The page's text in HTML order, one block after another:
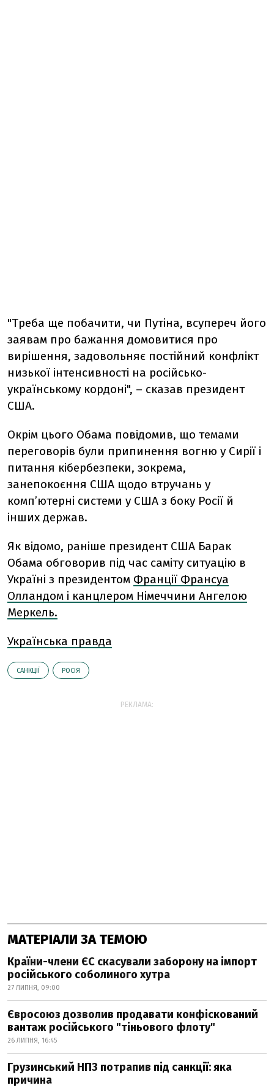
"Треба ще побачити, чи Путіна, всупереч його
заявам про бажання домовитися про
вирішення, задовольняє постійний конфлікт
низької інтенсивності на російсько-
українському кордоні", – сказав президент
США.
Окрім цього Обама повідомив, що темами
переговорів були припинення вогню у Сирії і
питання кібербезпеки, зокрема,
занепокоєння США щодо втручань у
комп’ютерні системи у США з боку Росії й
інших держав.
Як відомо, раніше президент США Барак
Обама обговорив під час саміту ситуацію в
Україні з президентом Франції Франсуа
Олландом і канцлером Німеччини Ангелою
Меркель.
Українська правда
САНКЦІЇ РОСІЯ
РЕКЛАМА:
МАТЕРІАЛИ ЗА ТЕМОЮ
Країни-члени ЄС скасували заборону на імпорт
російського соболиного хутра
27 ЛИПНЯ, 09:00
Євросоюз дозволив продавати конфіскований
вантаж російського "тіньового флоту"
26 ЛИПНЯ, 16:45
Грузинський НПЗ потрапив під санкції: яка
причина